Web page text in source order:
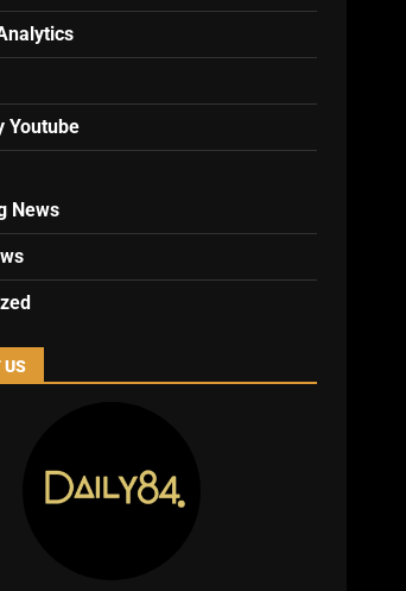
Youtube
News
US